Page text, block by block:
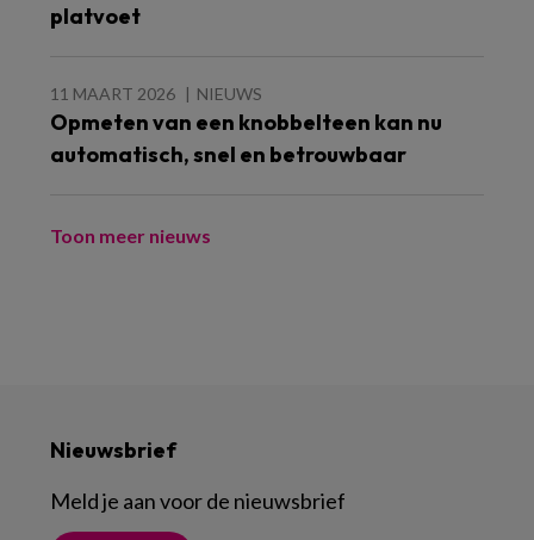
platvoet
11 MAART 2026 NIEUWS
Opmeten van een knobbelteen kan nu
automatisch, snel en betrouwbaar
Toon meer nieuws
Nieuwsbrief
Meld je aan voor de nieuwsbrief